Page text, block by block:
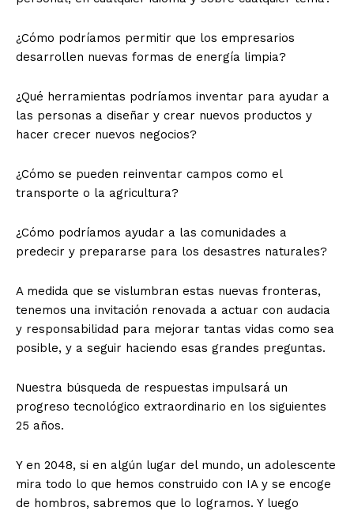
¿Cómo podríamos permitir que los empresarios
desarrollen nuevas formas de energía limpia?
¿Qué herramientas podríamos inventar para ayudar a
las personas a diseñar y crear nuevos productos y
hacer crecer nuevos negocios?
¿Cómo se pueden reinventar campos como el
transporte o la agricultura?
¿Cómo podríamos ayudar a las comunidades a
predecir y prepararse para los desastres naturales?
A medida que se vislumbran estas nuevas fronteras,
tenemos una invitación renovada a actuar con audacia
y responsabilidad para mejorar tantas vidas como sea
posible, y a seguir haciendo esas grandes preguntas.
Nuestra búsqueda de respuestas impulsará un
progreso tecnológico extraordinario en los siguientes
25 años.
Y en 2048, si en algún lugar del mundo, un adolescente
mira todo lo que hemos construido con IA y se encoge
de hombros, sabremos que lo logramos. Y luego